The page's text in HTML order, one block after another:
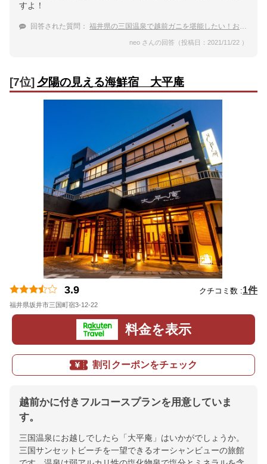
すよ！
回答された質問： 福井県の三国温泉で越前ガニを堪能したい！おすすめ宿は？
neo さんの回答（投稿日：2021/11/22 ）
[7位] 夕陽の見える海鮮宿 大平庵
3.9 クチコミ数 :1件
福井県坂井市三国町宿3-12-22
料金を表示
割引クーポンをチェック
越前かに付きフルコースプランを用意していま
す。
三国温泉にお越しでしたら「大平庵」はいかがでしょうか。
三国サンセットビーチを一望できるオーシャンビューの旅館